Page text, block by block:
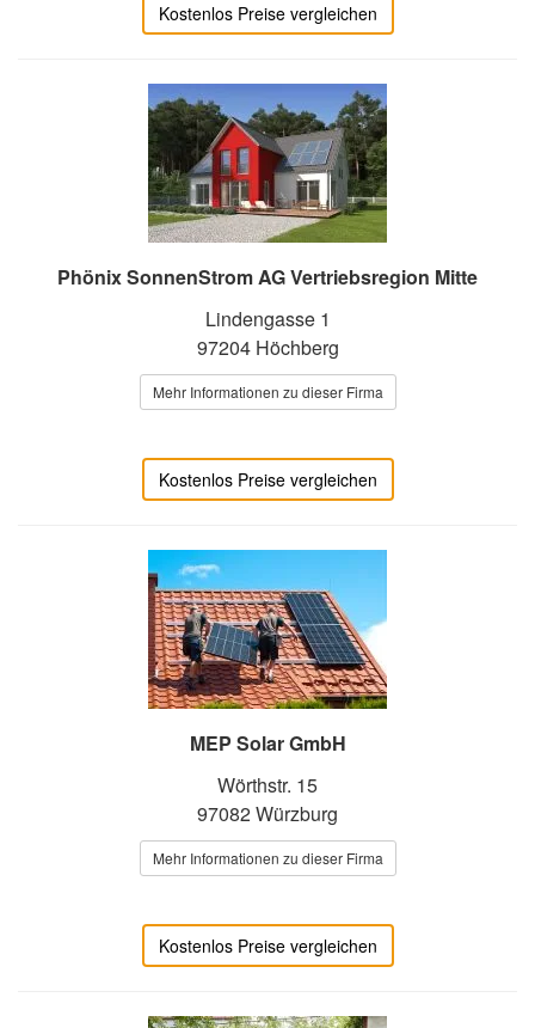
Kostenlos Preise vergleichen
Phönix SonnenStrom AG Vertriebsregion Mitte
Lindengasse 1
97204 Höchberg
Mehr Informationen zu dieser Firma
Kostenlos Preise vergleichen
MEP Solar GmbH
Wörthstr. 15
97082 Würzburg
Mehr Informationen zu dieser Firma
Kostenlos Preise vergleichen